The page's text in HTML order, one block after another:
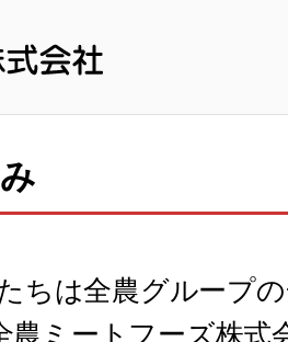
ちは全農グループ
農ミートフーズ株式